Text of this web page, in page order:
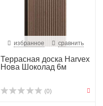
избранное сравнить
Террасная доска Harvex
Нова Шоколад 6м
(0)